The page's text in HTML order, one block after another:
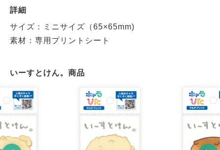
詳細
サイズ：ミニサイズ（65×65mm)
素材：専用プリントシート
いーすとけん。商品